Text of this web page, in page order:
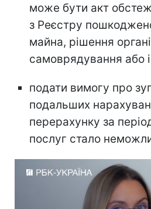
може бути акт
з Реєстру
майна, рішення
самоврядування або
подати вимогу про
подальших
перерахунку за
послуг стало